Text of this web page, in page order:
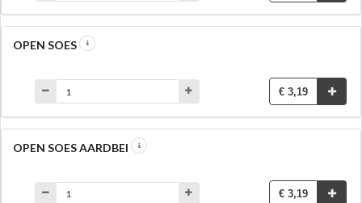
OPEN SOES
€ 3,19
OPEN SOES AARDBEI
€ 3,19